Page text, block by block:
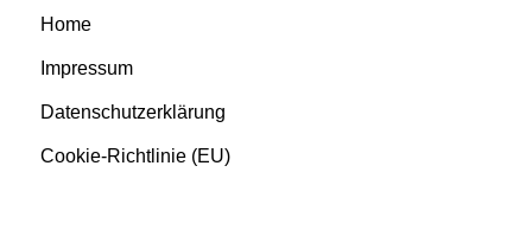
Home
Impressum
Datenschutzerklärung
Cookie-Richtlinie (EU)